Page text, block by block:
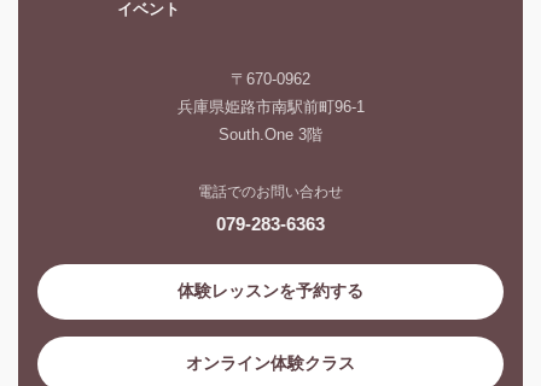
イベント
〒670-0962
兵庫県姫路市南駅前町96-1
South.One 3階
電話でのお問い合わせ
079-283-6363
体験レッスンを予約する
オンライン体験クラス